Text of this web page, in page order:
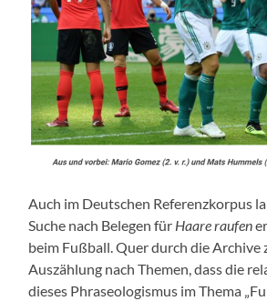
Auch im Deutschen Referenzkorpus
Suche nach Belegen für Haare raufen
beim Fußball. Quer durch die Archive
Auszählung nach Themen, dass die
dieses Phraseologismus im Thema